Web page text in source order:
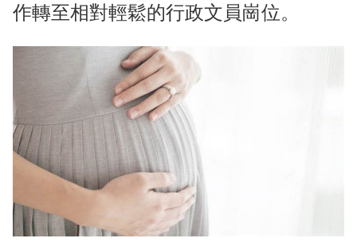
作轉至相對輕鬆的行政文員崗位。